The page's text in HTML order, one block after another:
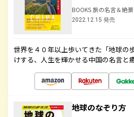
BOOKS 旅の名言＆絶景
2022.12.15 発売
世界を４０年以上歩いてきた「地球の
けする、人生を輝かせる中国の名言と
地球のなぞり